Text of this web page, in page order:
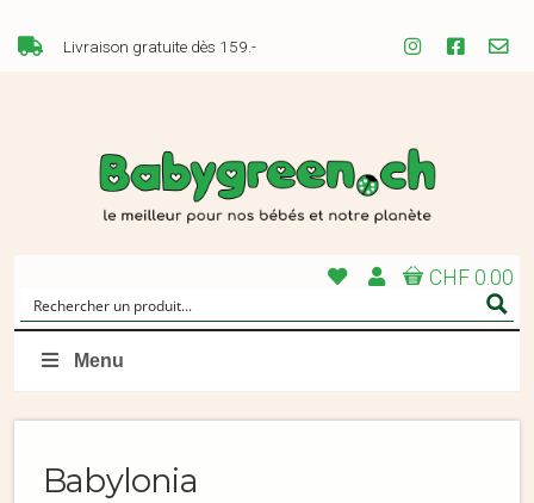
Livraison gratuite dès 159.-
CHF 0.00
Menu
Babylonia